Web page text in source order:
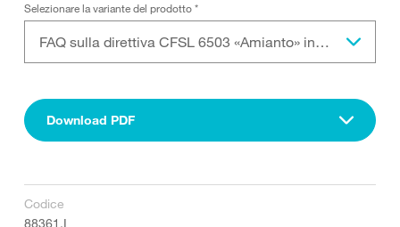
Selezionare la variante del prodotto*
FAQ sulla direttiva CFSL 6503 «Amianto» in formato PDF da scaricare
Download PDF
Codice
88361.I